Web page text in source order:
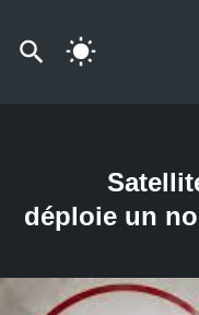
déploie un